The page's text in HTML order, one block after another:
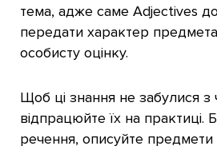
тема, адже саме Adjectives
передати характер
особисту оцінку.
Щоб ці знання не забулися з
відпрацюйте їх на практиці.
речення, описуйте предмети